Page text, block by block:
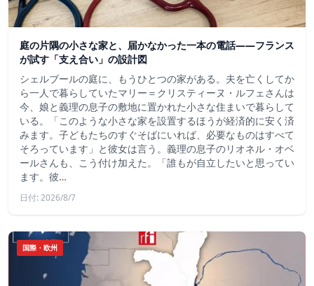
庭の片隅の小さな家と、届かなかった一本の電話——フランス
が試す「支え合い」の設計図
シェルブールの庭に、もうひとつの家がある。夫を亡くしてか
ら一人で暮らしていたマリー＝クリスティーヌ・ルフェさんは
今、娘と義理の息子の敷地に置かれた小さな住まいで暮らして
いる。「このような小さな家を設置するほうが経済的に安く済
みます。子どもたちのすぐそばにいれば、必要なものはすべて
そろっています」と彼女は言う。義理の息子のリオネル・オベ
ールさんも、こう付け加えた。「誰もが自立したいと思ってい
ます。彼…
日付: 2026/8/7
国際・欧州